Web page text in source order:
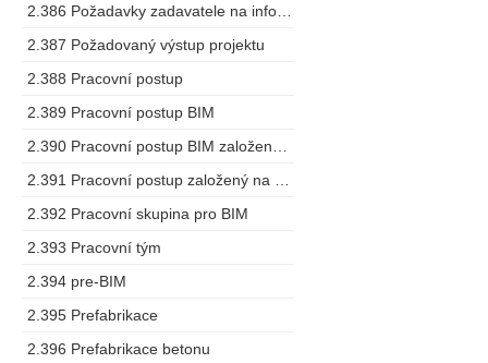
2.387 Požadovaný výstup projektu
2.388 Pracovní postup
2.389 Pracovní postup BIM
2.392 Pracovní skupina pro BIM
2.393 Pracovní tým
2.394 pre-BIM
2.395 Prefabrikace
2.396 Prefabrikace betonu